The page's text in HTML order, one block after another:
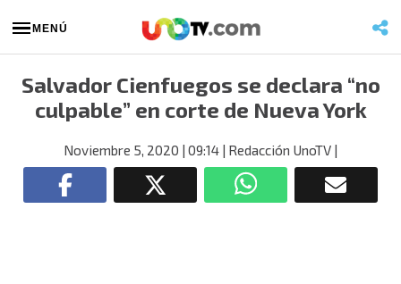
MENÚ
Salvador Cienfuegos se declara “no
culpable” en corte de Nueva York
Noviembre 5, 2020 | 09:14 | Redacción UnoTV |